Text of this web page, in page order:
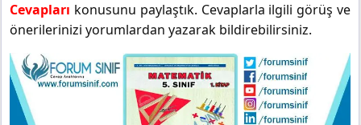
Cevapları konusunu paylaştık. Cevaplarla ilgili görüş ve
önerilerinizi yorumlardan yazarak bildirebilirsiniz.